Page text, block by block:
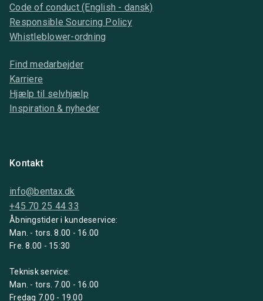
Code of conduct (English - dansk)
Responsible Sourcing Policy
Whistleblower-ordning
Find medarbejder
Karriere
Hjælp til selvhjælp
Inspiration & nyheder
Kontakt
info@bentax.dk
+45 70 25 44 33
Åbningstider i kundeservice:
Man. - tors. 8.00 - 16.00
Fre. 8.00 - 15:30
Teknisk service:
Man. - tors. 7.00 - 16.00
Fredag 7.00 - 19.00